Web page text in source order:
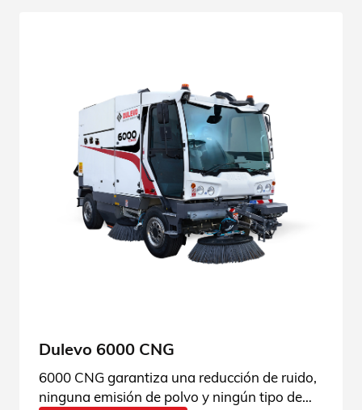
Dulevo 6000 CNG
6000 CNG garantiza una reducción de ruido,
ninguna emisión de polvo y ningún tipo de